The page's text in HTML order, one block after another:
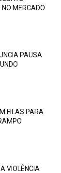
MERCADO
PAUSA
FILAS PARA
VIOLÊNCIA